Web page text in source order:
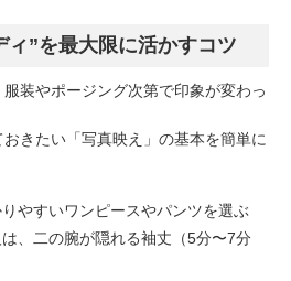
ィ”を最大限に活かすコツ
装やポージング次第で印象が変わっ
きたい「写真映え」の基本を簡単に
やすいワンピースやパンツを選ぶ
、二の腕が隠れる袖丈（5分〜7分